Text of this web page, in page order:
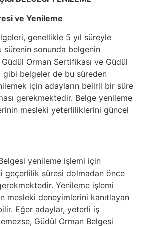
ve Yenileme
genellikle 5 yıl süreyle
sonunda belgenin
Orman Sertifikası ve Güdül
gibi belgeler de bu süreden
için adayların belirli bir süre
gerekmektedir. Belge yenileme
mesleki yeterliliklerini güncel
yenileme işlemi için
geçerlilik süresi dolmadan önce
Yenileme işlemi
mesleki deneyimlerini kanıtlayan
Eğer adaylar, yeterli iş
Güdül Orman Belgesi